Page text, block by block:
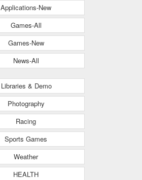
Applications-New
Games-All
Games-New
News-All
Libraries & Demo
Photography
Racing
Sports Games
Weather
HEALTH